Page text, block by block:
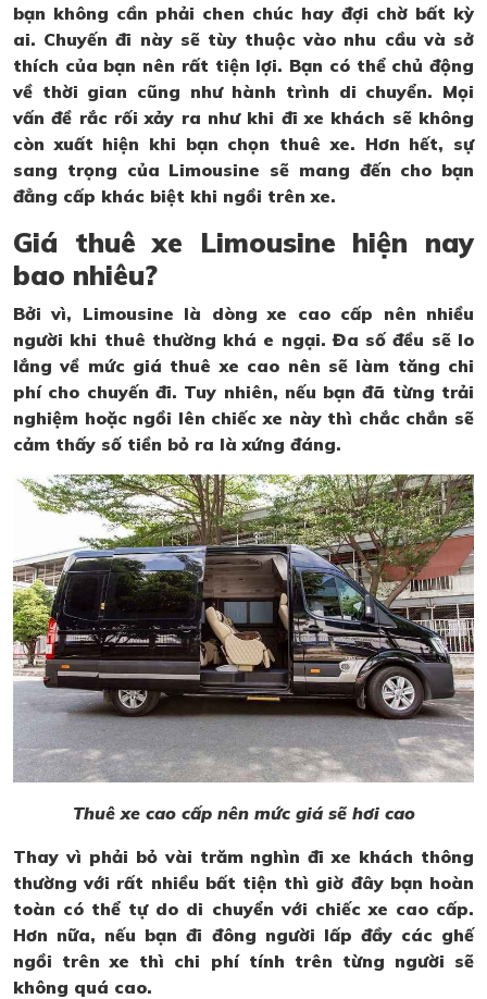
bạn không cần phải chen chúc hay đợi chờ bất kỳ
ai. Chuyến đi này sẽ tùy thuộc vào nhu cầu và sở
thích của bạn nên rất tiện lợi. Bạn có thể chủ động
về thời gian cũng như hành trình di chuyển. Mọi
vấn đề rắc rối xảy ra như khi đi xe khách sẽ không
còn xuất hiện khi bạn chọn thuê xe. Hơn hết, sự
sang trọng của Limousine sẽ mang đến cho bạn
đẳng cấp khác biệt khi ngồi trên xe.
Giá thuê xe Limousine hiện nay
bao nhiêu?
Bởi vì, Limousine là dòng xe cao cấp nên nhiều
người khi thuê thường khá e ngại. Đa số đều sẽ lo
lắng về mức giá thuê xe cao nên sẽ làm tăng chi
phí cho chuyến đi. Tuy nhiên, nếu bạn đã từng trải
nghiệm hoặc ngồi lên chiếc xe này thì chắc chắn sẽ
cảm thấy số tiền bỏ ra là xứng đáng.
Thuê xe cao cấp nên mức giá sẽ hơi cao
Thay vì phải bỏ vài trăm nghìn đi xe khách thông
thường với rất nhiều bất tiện thì giờ đây bạn hoàn
toàn có thể tự do di chuyển với chiếc xe cao cấp.
Hơn nữa, nếu bạn đi đông người lấp đầy các ghế
ngồi trên xe thì chi phí tính trên từng người sẽ
không quá cao.